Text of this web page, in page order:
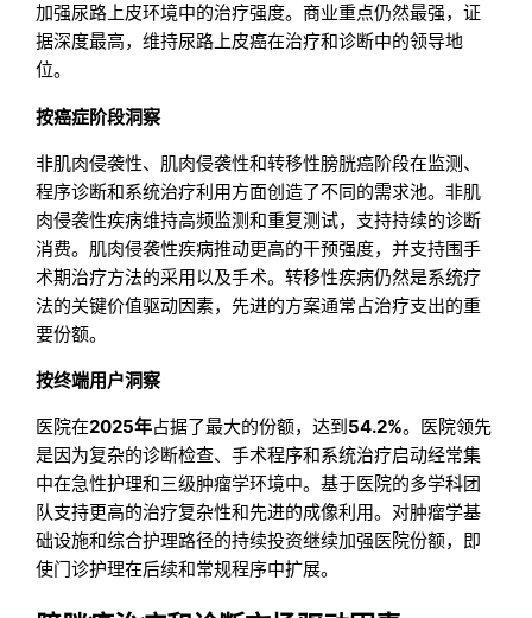
加强尿路上皮环境中的治疗强度。商业重点仍然最强，证
据深度最高，维持尿路上皮癌在治疗和诊断中的领导地
位。
按癌症阶段洞察
非肌肉侵袭性、肌肉侵袭性和转移性膀胱癌阶段在监测、
程序诊断和系统治疗利用方面创造了不同的需求池。非肌
肉侵袭性疾病维持高频监测和重复测试，支持持续的诊断
消费。肌肉侵袭性疾病推动更高的干预强度，并支持围手
术期治疗方法的采用以及手术。转移性疾病仍然是系统疗
法的关键价值驱动因素，先进的方案通常占治疗支出的重
要份额。
按终端用户洞察
医院在2025年占据了最大的份额，达到54.2%。医院领先
是因为复杂的诊断检查、手术程序和系统治疗启动经常集
中在急性护理和三级肿瘤学环境中。基于医院的多学科团
队支持更高的治疗复杂性和先进的成像利用。对肿瘤学基
础设施和综合护理路径的持续投资继续加强医院份额，即
使门诊护理在后续和常规程序中扩展。